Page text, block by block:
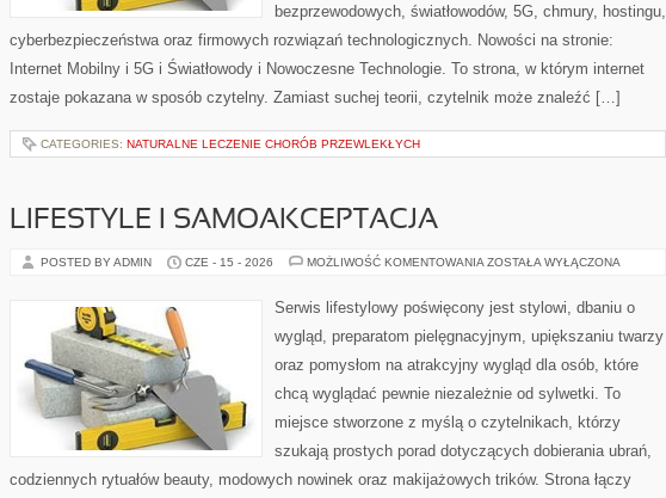
bezprzewodowych, światłowodów, 5G, chmury, hostingu,
cyberbezpieczeństwa oraz firmowych rozwiązań technologicznych. Nowości na stronie:
Internet Mobilny i 5G i Światłowody i Nowoczesne Technologie. To strona, w którym internet
zostaje pokazana w sposób czytelny. Zamiast suchej teorii, czytelnik może znaleźć […]
CATEGORIES: NATURALNE LECZENIE CHORÓB PRZEWLEKŁYCH
LIFESTYLE I SAMOAKCEPTACJA
POSTED BY ADMIN CZE - 15 - 2026 MOŻLIWOŚĆ KOMENTOWANIA LIFESTYLE
ZOSTAŁA WYŁĄCZONA
Serwis lifestylowy poświęcony jest stylowi, dbaniu o
wygląd, preparatom pielęgnacyjnym, upiększaniu twarzy
oraz pomysłom na atrakcyjny wygląd dla osób, które
chcą wyglądać pewnie niezależnie od sylwetki. To
miejsce stworzone z myślą o czytelnikach, którzy
szukają prostych porad dotyczących dobierania ubrań,
codziennych rytuałów beauty, modowych nowinek oraz makijażowych trików. Strona łączy